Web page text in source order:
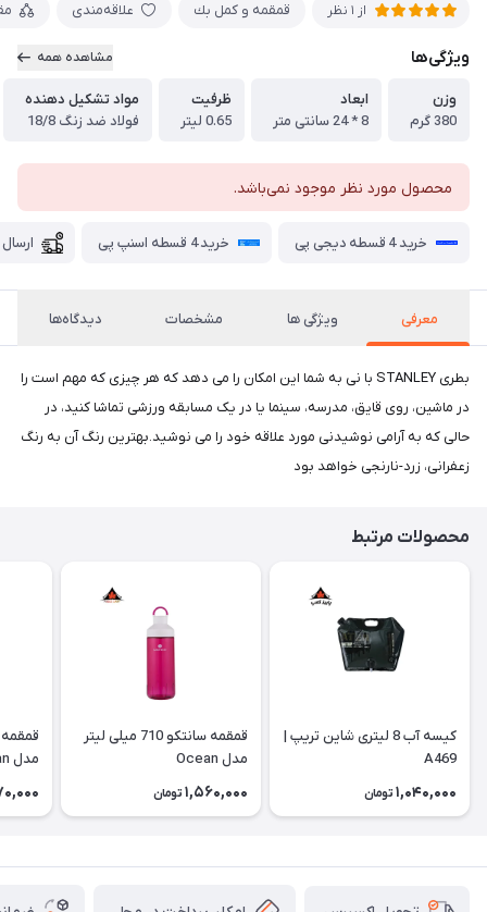
از 1 نظر قمقمه و كمل بك علاقه‌مندی
ویژگی‌ها مشاهده همه
وزن
380 گرم
ابعاد
8 * 24 سانتی متر
ظرفیت
0.65 لیتر
مواد تشکیل دهنده
فولاد ضد زنگ 18/8
محصول مورد نظر موجود نمی‌باشد.
خرید 4 قسطه دیجی پی خرید 4 قسطه اسنپ پی
معرفی ویژگی ها مشخصات دیدگاه‌ها
بطری STANLEY با نی به شما این امکان را می دهد که هر چیزی که مهم است را
در ماشین، روی قایق، مدرسه، سینما یا در یک مسابقه ورزشی تماشا کنید، در
حالی که به آرامی نوشیدنی مورد علاقه خود را می نوشید.بهترین رنگ آن به رنگ
زعفرانی، زرد-نارنجی خواهد بود
محصولات مرتبط
کیسه آب 8 لیتری شاین تریپ |
A469
1,040,000 تومان
قمقمه سانتکو 710 میلی لیتر
مدل Ocean
1,560,000 تومان
مدل Ocean